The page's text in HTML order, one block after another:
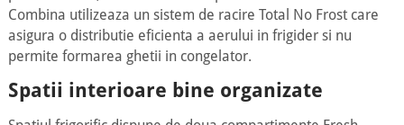
Combina utilizeaza un sistem de racire Total No Frost care
asigura o distributie eficienta a aerului in frigider si nu
permite formarea ghetii in congelator.
Spatii interioare bine organizate